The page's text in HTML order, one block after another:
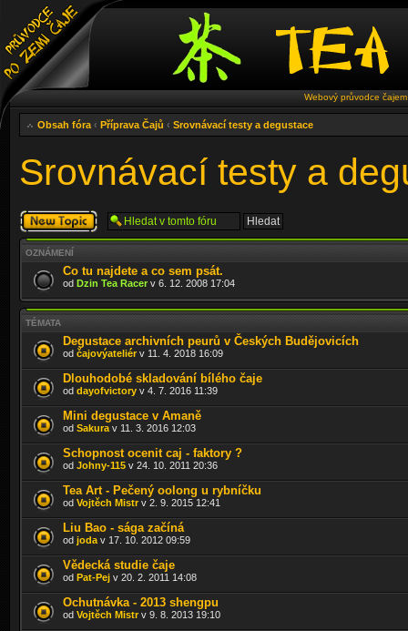
Webový průvodce
Obsah fóra ‹ Příprava Čajů ‹ Srovnávací testy a degustace
Srovnávací testy a
Odeslat nové
téma
OZNÁMENÍ
Co tu najdete a co sem psát.
od Dzin Tea Racer v 6. 12. 2008 17:04
TÉMATA
Degustace archivních peurů v Českých Budějovicích
od čajovýateliér v 11. 4. 2018 16:09
Dlouhodobé skladování bílého čaje
od dayofvictory v 4. 7. 2016 11:39
Mini degustace v Amaně
od Sakura v 11. 3. 2016 12:03
Schopnost ocenit caj - faktory ?
od Johny-115 v 24. 10. 2011 20:36
Tea Art - Pečený oolong u rybníčku
od Vojtěch Mistr v 2. 9. 2015 12:41
Liu Bao - sága začíná
od joda v 17. 10. 2012 09:59
Vědecká studie čaje
od Pat-Pej v 20. 2. 2011 14:08
Ochutnávka - 2013 shengpu
od Vojtěch Mistr v 9. 8. 2013 19:10